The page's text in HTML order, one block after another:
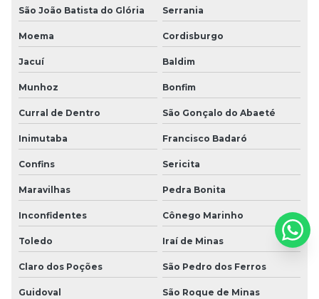
São João Batista do Glória Serrania
Moema Cordisburgo
Jacuí Baldim
Munhoz Bonfim
Curral de Dentro São Gonçalo do Abaeté
Inimutaba Francisco Badaró
Confins Sericita
Maravilhas Pedra Bonita
Inconfidentes Cônego Marinho
Toledo Iraí de Minas
Claro dos Poções São Pedro dos Ferros
Guidoval São Roque de Minas